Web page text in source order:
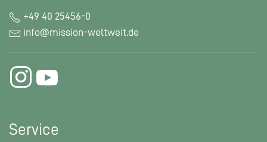
+49 40 25456-0
info@mission-weltweit.de
Service